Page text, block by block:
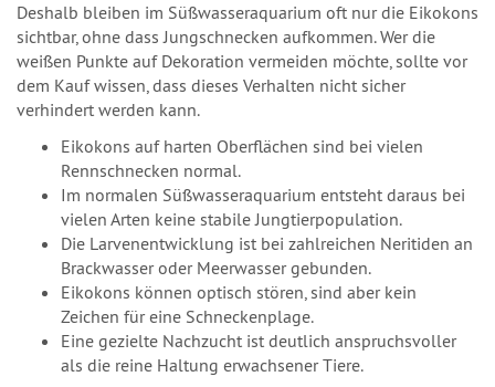
Deshalb bleiben im Süßwasseraquarium oft nur die Eikokons
sichtbar, ohne dass Jungschnecken aufkommen. Wer die
weißen Punkte auf Dekoration vermeiden möchte, sollte vor
dem Kauf wissen, dass dieses Verhalten nicht sicher
verhindert werden kann.
Eikokons auf harten Oberflächen sind bei vielen
Rennschnecken normal.
Im normalen Süßwasseraquarium entsteht daraus bei
vielen Arten keine stabile Jungtierpopulation.
Die Larvenentwicklung ist bei zahlreichen Neritiden an
Brackwasser oder Meerwasser gebunden.
Eikokons können optisch stören, sind aber kein
Zeichen für eine Schneckenplage.
Eine gezielte Nachzucht ist deutlich anspruchsvoller
als die reine Haltung erwachsener Tiere.